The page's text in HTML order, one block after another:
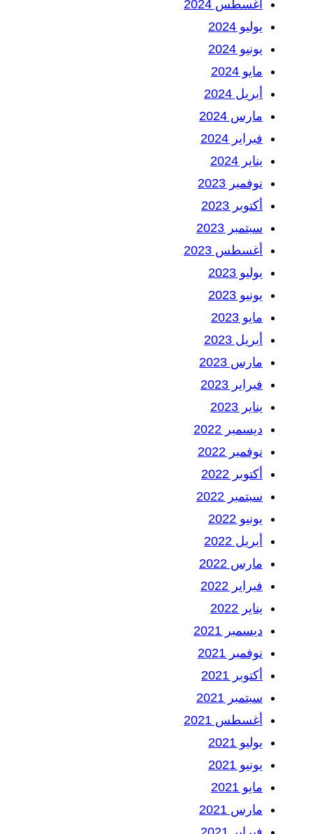
أغسطس 2024
يوليو 2024
يونيو 2024
مايو 2024
أبريل 2024
مارس 2024
فبراير 2024
يناير 2024
نوفمبر 2023
أكتوبر 2023
سبتمبر 2023
أغسطس 2023
يوليو 2023
يونيو 2023
مايو 2023
أبريل 2023
مارس 2023
فبراير 2023
يناير 2023
ديسمبر 2022
نوفمبر 2022
أكتوبر 2022
سبتمبر 2022
يونيو 2022
أبريل 2022
مارس 2022
فبراير 2022
يناير 2022
ديسمبر 2021
نوفمبر 2021
أكتوبر 2021
سبتمبر 2021
أغسطس 2021
يوليو 2021
يونيو 2021
مايو 2021
مارس 2021